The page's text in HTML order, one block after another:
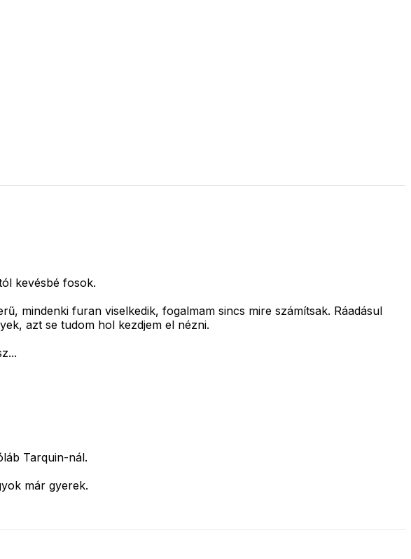
kevésbé fosok.
mindenki furan viselkedik, fogalmam sincs mire számítsak. Ráadásul
azt se tudom hol kezdjem el nézni.
Tarquin-nál.
már gyerek.